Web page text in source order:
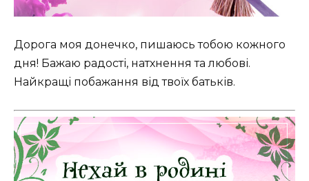
Дорога моя донечко, пишаюсь тобою кожного
дня! Бажаю радості, натхнення та любові.
Найкращі побажання від твоїх батьків.